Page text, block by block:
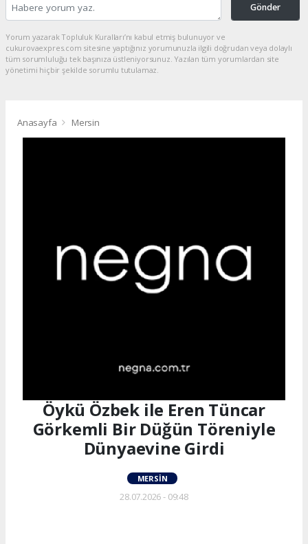
Gönder
Yorum yazarak Topluluk Kuralları’nı kabul etmiş bulunuyor ve
cukurovaexpres.com sitesine yaptığınız yorumunuzla ilgili doğrudan veya dolaylı
tüm sorumluluğu tek başınıza üstleniyorsunuz. Yazılan tüm yorumlardan site
yönetimi hiçbir şekilde sorumlu tutulamaz.
Anasayfa Mersin
Öykü Özbek ile Eren Tüncar
Görkemli Bir Düğün Töreniyle
Dünyaevine Girdi
MERSIN
28.07.2026 - 09:48